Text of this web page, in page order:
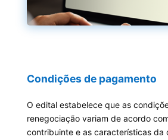
Condições de pagamento
O edital estabelece que as
renegociação variam de acordo
contribuinte e as características da